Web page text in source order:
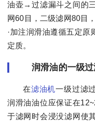
油壶→过滤漏斗之间的
网60目，二级滤网80目
·加注润滑油遵循五定原
定质。
润滑油的一级过
在滤油机一级过滤
润滑油油位应保证在
于滤网时会浸没滤网使